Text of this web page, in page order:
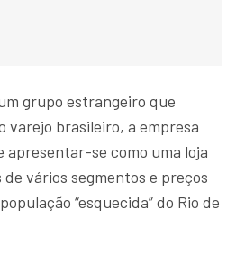
grupo estrangeiro que
varejo brasileiro, a empresa
se como uma loja
vários segmentos e preços
“esquecida” do Rio de